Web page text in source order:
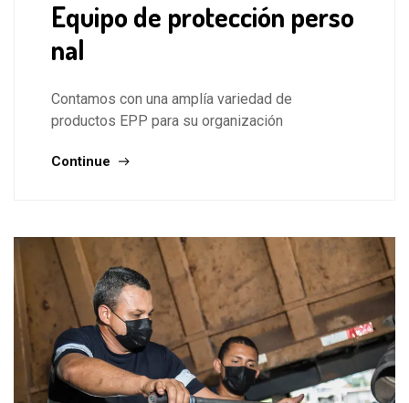
Equipo de protección perso
nal
Contamos con una amplía variedad de
productos EPP para su organización
Continue